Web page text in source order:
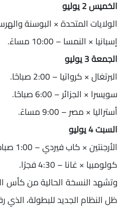
الخميس 2 يوليو
الولايات المتحدة × البوسنة والهرسك –
إسبانيا × النمسا – 10:00 مساءً.
الجمعة 3 يوليو
البرتغال × كرواتيا – 2:00 صباحًا.
سويسرا × الجزائر – 6:00 صباحًا.
أستراليا × مصر – 9:00 مساءً.
السبت 4 يوليو
الأرجنتين × كاب فيردي – 1:00 صباحًا.
كولومبيا × غانا – 4:30 فجرًا.
وتشهد النسخة الحالية من كأس
ظل النظام الجديد للبطولة، الذي